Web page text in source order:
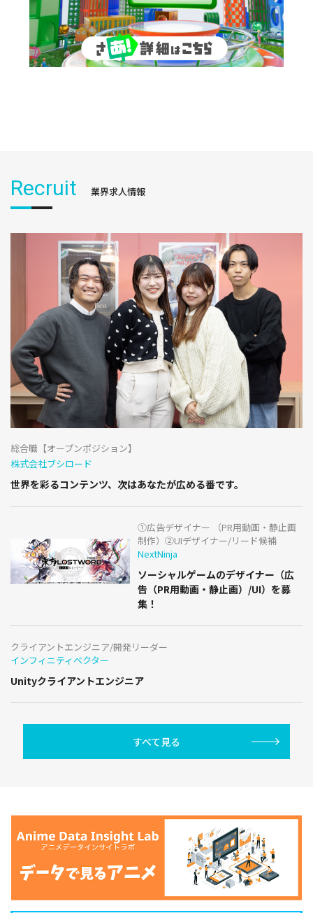
Recruit 業界求人情報
総合職【オープンポジション】
株式会社ブシロード
世界を彩るコンテンツ、次はあなたが広める番です。
①広告デザイナー （PR用動画・静止画
制作）②UIデザイナー/リード候補
NextNinja
ソーシャルゲームのデザイナー（広
告（PR用動画・静止画）/UI）を募
集！
クライアントエンジニア/開発リーダー
インフィニティベクター
Unityクライアントエンジニア
すべて見る